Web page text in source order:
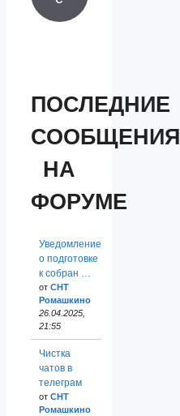
ПОСЛЕДНИЕ
СООБЩЕНИЯ
НА
ФОРУМЕ
Уведомление
о подготовке
к собран …
от СНТ
Ромашкино
26.04.2025,
21:55
Чистка
чатов в
телеграм
от СНТ
Ромашкино